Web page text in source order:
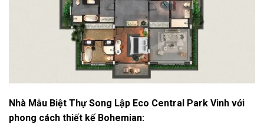
Nhà Mẫu Biệt Thự Song Lập Eco Central Park Vinh với
phong cách thiết kế Bohemian: